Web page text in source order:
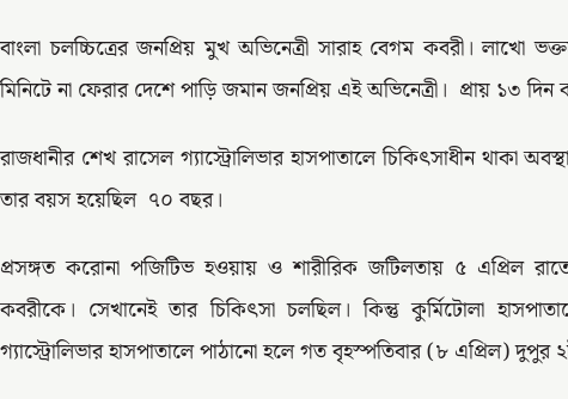
বাংলা চলচ্চিত্রের জনপ্রিয় মুখ অভিনেত্রী সারাহ বেগম কবরী। লাখো
মিনিটে না ফেরার দেশে পাড়ি জমান জনপ্রিয় এই অভিনেত্রী। প্রায় ১৩
রাজধানীর শেখ রাসেল গ্যাস্ট্রোলিভার হাসপাতালে চিকিৎসাধীন থাকা
তার বয়স হয়েছিল ৭০ বছর।
প্রসঙ্গত করোনা পজিটিভ হওয়ায় ও শারীরিক জটিলতায় ৫ এপ্রিল
কবরীকে। সেখানেই তার চিকিৎসা চলছিল। কিন্তু কুর্মিটোলা
গ্যাস্ট্রোলিভার হাসপাতালে পাঠানো হলে গত বৃহস্পতিবার (৮ এপ্রিল)